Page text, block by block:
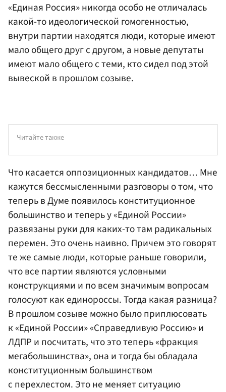
«Единая Россия» никогда особо не отличалась
какой-то идеологической гомогенностью,
внутри партии находятся люди, которые имеют
мало общего друг с другом, а новые депутаты
имеют мало общего с теми, кто сидел под этой
вывеской в прошлом созыве.
Читайте также
Что касается оппозиционных кандидатов… Мне
кажутся бессмысленными разговоры о том, что
теперь в Думе появилось конституционное
большинство и теперь у «Единой России»
развязаны руки для каких-то там радикальных
перемен. Это очень наивно. Причем это говорят
те же самые люди, которые раньше говорили,
что все партии являются условными
конструкциями и по всем значимым вопросам
голосуют как единороссы. Тогда какая разница?
В прошлом созыве можно было приплюсовать
к «Единой России»«Справедливую Россию»и
ЛДПР и посчитать, что это теперь «фракция
мегабольшинства», она и тогда бы обладала
конституционным большинством
с перехлестом. Это не меняет ситуацию